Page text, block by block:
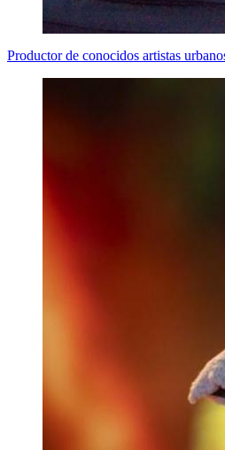
Productor de conocidos artistas